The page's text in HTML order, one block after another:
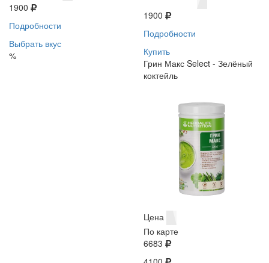
1900
Подробности
Выбрать вкус
%
1900
Подробности
Купить
Грин Макс Select - Зелёный
коктейль
Цена
По карте
6683